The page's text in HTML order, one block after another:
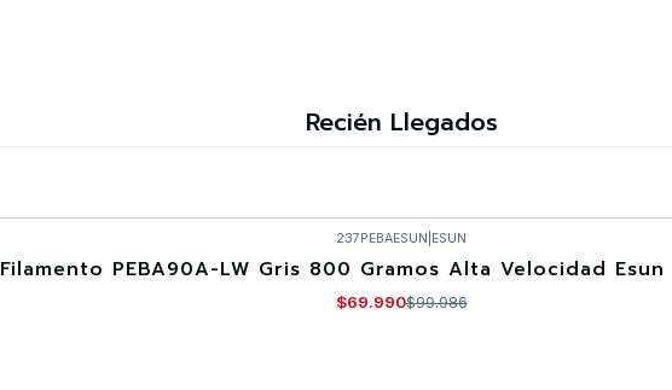
Recién Llegados
237PEBAESUN ESUN
Filamento PEBA90A-LW Gris 800 Gramos Alta Velocidad
$69.990$99.986